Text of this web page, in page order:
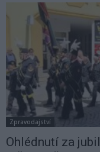
Zpravodajství
Ohlédnutí za